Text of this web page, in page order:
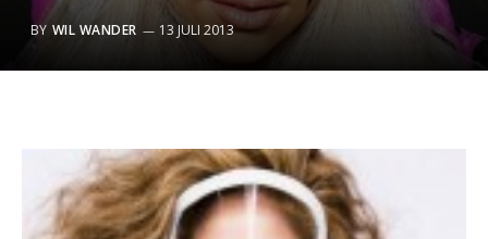
BY WIL WANDER 13 JULI 2013